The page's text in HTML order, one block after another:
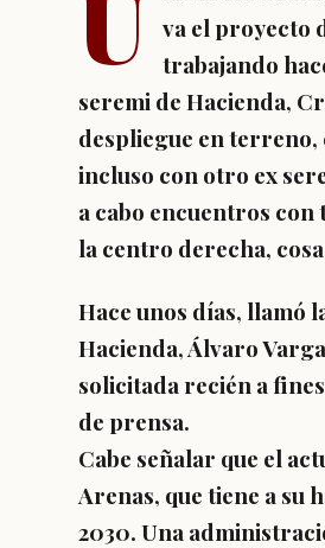
va el proyecto
trabajando
seremi de Hacienda,
despliegue en
incluso con otro ex
a cabo encuentros
la centro derecha,
Hace unos días, llamó
Hacienda, Álvaro
solicitada recién a
de prensa.
Cabe señalar que el
Arenas, que tiene a su
2030. Una